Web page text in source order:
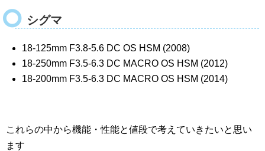
シグマ
18-125mm F3.8-5.6 DC OS HSM (2008)
18-250mm F3.5-6.3 DC MACRO OS HSM (2012)
18-200mm F3.5-6.3 DC MACRO OS HSM (2014)
これらの中から機能・性能と値段で考えていきたいと思い
ます